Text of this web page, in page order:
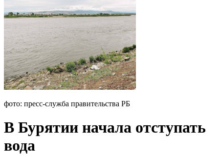
фото: пресс-служба правительства РБ
В Бурятии начала отступать
вода